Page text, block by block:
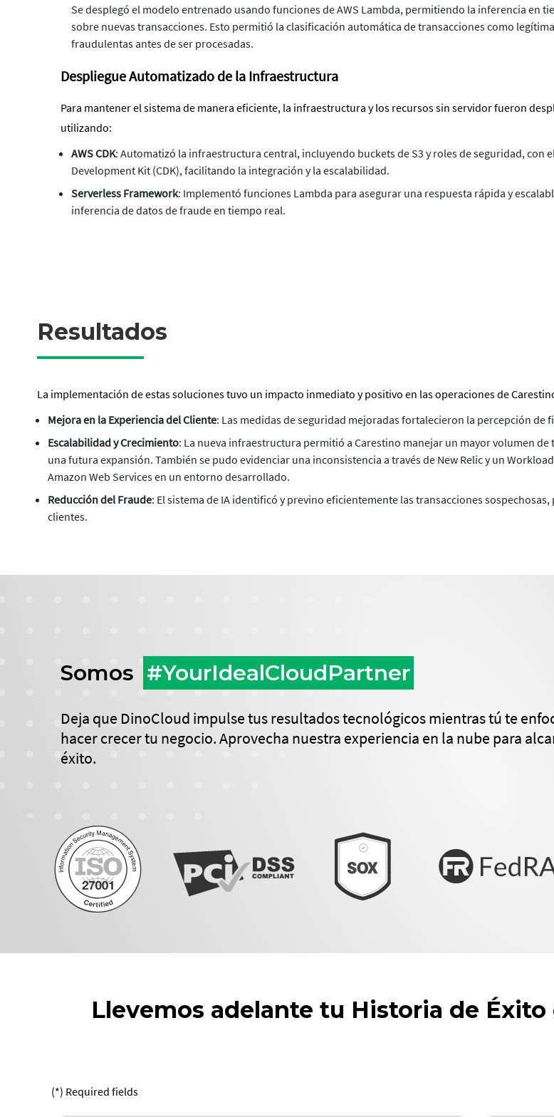
Se desplegó el modelo entrenado usando funciones de AWS Lambda, permitiendo la inferencia en
sobre nuevas transacciones. Esto permitió la clasificación automática de transacciones como
fraudulentas antes de ser procesadas.
Despliegue Automatizado de la Infraestructura
Para mantener el sistema de manera eficiente, la infraestructura y los recursos sin servidor fueron
utilizando:
AWS CDK: Automatizó la infraestructura central, incluyendo buckets de S3 y roles de seguridad, con
Development Kit (CDK), facilitando la integración y la escalabilidad.
Serverless Framework: Implementó funciones Lambda para asegurar una respuesta rápida y
inferencia de datos de fraude en tiempo real.
Resultados
La implementación de estas soluciones tuvo un impacto inmediato y positivo en las operaciones de
Mejora en la Experiencia del Cliente: Las medidas de seguridad mejoradas fortalecieron la percepción
Escalabilidad y Crecimiento: La nueva infraestructura permitió a Carestino manejar un mayor volumen
una futura expansión. También se pudo evidenciar una inconsistencia a través de New Relic y un
Amazon Web Services en un entorno desarrollado.
Reducción del Fraude: El sistema de IA identificó y previno eficientemente las transacciones
clientes.
Somos #YourIdealCloudPartner
Deja que DinoCloud impulse tus resultados tecnológicos mientras tú te
hacer crecer tu negocio. Aprovecha nuestra experiencia en la nube para
éxito.
Llevemos adelante tu Historia de
(*) Required fields